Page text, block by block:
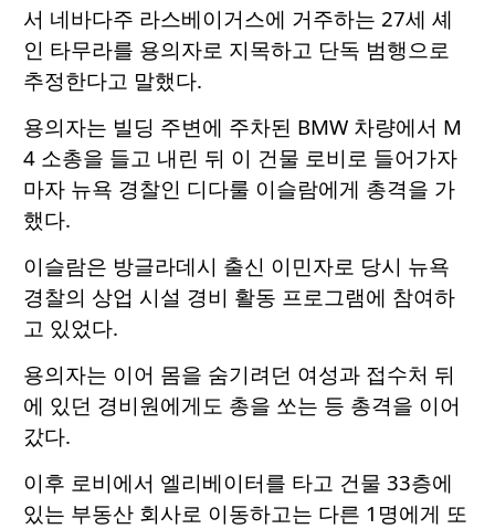
서 네바다주 라스베이거스에 거주하는 27세 셰
인 타무라를 용의자로 지목하고 단독 범행으로
추정한다고 말했다.
용의자는 빌딩 주변에 주차된 BMW 차량에서 M
4 소총을 들고 내린 뒤 이 건물 로비로 들어가자
마자 뉴욕 경찰인 디다룰 이슬람에게 총격을 가
했다.
이슬람은 방글라데시 출신 이민자로 당시 뉴욕
경찰의 상업 시설 경비 활동 프로그램에 참여하
고 있었다.
용의자는 이어 몸을 숨기려던 여성과 접수처 뒤
에 있던 경비원에게도 총을 쏘는 등 총격을 이어
갔다.
이후 로비에서 엘리베이터를 타고 건물 33층에
있는 부동산 회사로 이동하고는 다른 1명에게 또